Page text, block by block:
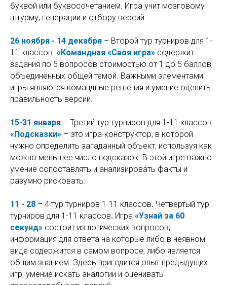
буквой или буквосочетанием. Игра учит мозговому
штурму, генерации и отбору версий.
26 ноября - 14 декабря – Второй тур турниров для 1-
11 классов. «Командная «Своя игра» содержит
задания по 5 вопросов стоимостью от 1 до 5 баллов,
объединённых общей темой. Важными элементами
игры являются командные решения и умение оценить
правильность версии.
15-31 января – Третий тур турниров для 1-11 классов.
«Подсказки» – это игра-конструктор, в которой
нужно определить загаданный объект, используя как
можно меньшее число подсказок. В этой игре важно
умение сопоставлять и анализировать факты и
разумно рисковать.
11 - 28 – 4 тур турниров 1-11 классов. Четвёртый тур
турниров для 1-11 классов. Игра «Узнай за 60
секунд» состоит из логических вопросов,
информация для ответа на которые либо в неявном
виде содержится в самом вопросе, либо является
общим знанием. Здесь пригодится опыт предыдущих
игр, умение искать аналогии и оценивать